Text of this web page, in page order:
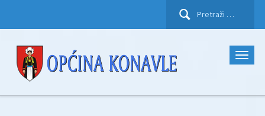
Pretraži: